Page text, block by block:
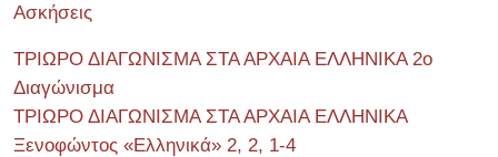
Ασκήσεις
ΤΡΙΩΡΟ ΔΙΑΓΩΝΙΣΜΑ ΣΤΑ ΑΡΧΑΙΑ ΕΛΛΗΝΙΚΑ 2o
Διαγώνισμα
ΤΡΙΩΡΟ ΔΙΑΓΩΝΙΣΜΑ ΣΤΑ ΑΡΧΑΙΑ ΕΛΛΗΝΙΚΑ
Ξενοφώντος «Ελληνικά» 2, 2, 1-4